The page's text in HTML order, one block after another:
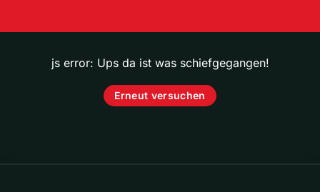
js error: Ups da ist was schiefgegangen!
Erneut versuchen